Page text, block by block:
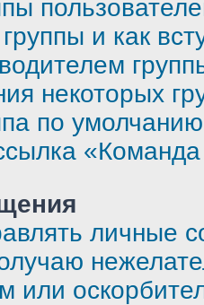
и как
некоторых
по
личные
или